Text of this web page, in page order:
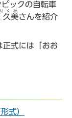
ックの自転車
久美
くみ
さんを紹介
正式には「おお
式）